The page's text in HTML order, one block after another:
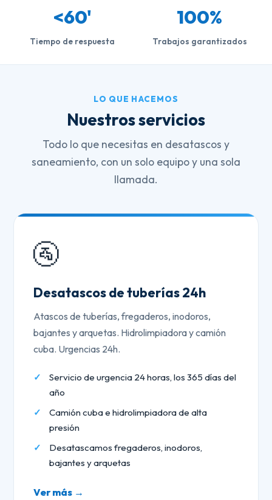
<60'
Tiempo de respuesta
100%
Trabajos garantizados
LO QUE HACEMOS
Nuestros servicios
Todo lo que necesitas en desatascos y
saneamiento, con un solo equipo y una sola
llamada.
🚰
Desatascos de tuberías 24h
Atascos de tuberías, fregaderos, inodoros,
bajantes y arquetas. Hidrolimpiadora y camión
cuba. Urgencias 24h.
Servicio de urgencia 24 horas, los 365 días del
año
Camión cuba e hidrolimpiadora de alta
presión
Desatascamos fregaderos, inodoros,
bajantes y arquetas
Ver más →